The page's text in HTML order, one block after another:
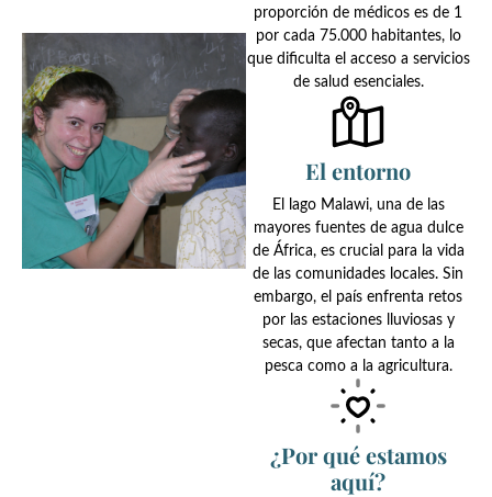
proporción de médicos es de 1
por cada 75.000 habitantes, lo
que dificulta el acceso a servicios
de salud esenciales.
El entorno
El lago Malawi, una de las
mayores fuentes de agua dulce
de África, es crucial para la vida
de las comunidades locales. Sin
embargo, el país enfrenta retos
por las estaciones lluviosas y
secas, que afectan tanto a la
pesca como a la agricultura.
¿Por qué estamos
aquí?